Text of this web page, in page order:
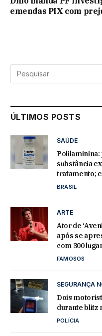
emendas PIX com
ÚLTIMOS POSTS
SAÚDE
substância
tratamento;
BRASIL
ARTE
Ator de
após se
com 300
FAMOSOS
SEGURANÇA
Dois
durante blitz
POLÍCIA